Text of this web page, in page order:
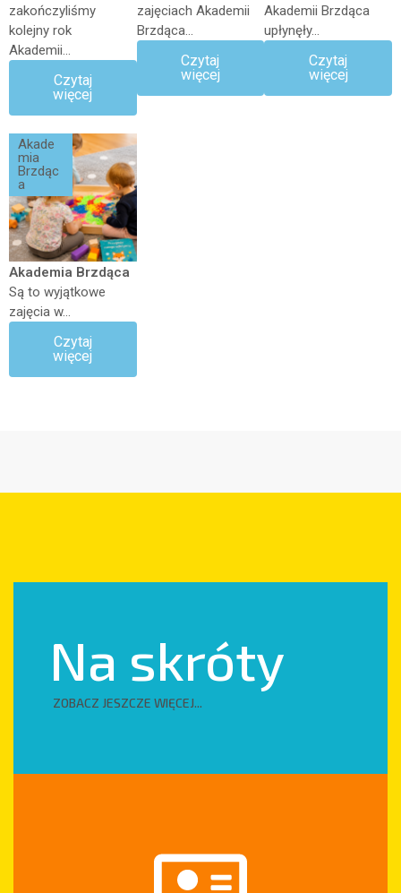
zakończyliśmy
kolejny rok
Akademii...
Czytaj
więcej
zajęciach Akademii
Brzdąca...
Czytaj
więcej
Akademii Brzdąca
upłynęły...
Czytaj
więcej
Akade
mia
Brzdąc
a
Akademia Brzdąca
Są to wyjątkowe
zajęcia w...
Czytaj
więcej
Na skróty
ZOBACZ JESZCZE WIĘCEJ...
POROZMAWIAJMY
Katalog Online
INTEGRO